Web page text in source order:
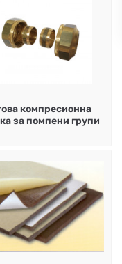
KОТЛИ
компресионна
за помпени групи